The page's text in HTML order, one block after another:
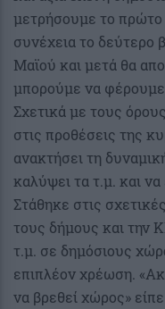
μετρήσουμε το πρώτο
συνέχεια το δεύτερο
Μαϊού και μετά θα
μπορούμε να φέρουμε
Σχετικά με τους
στις προθέσεις της
ανακτήσει τη
καλύψει τα τ.μ. και
Στάθηκε στις
τους δήμους και την
τ.μ. σε δημόσιους
επιπλέον χρέωση.
να βρεθεί χώρος»